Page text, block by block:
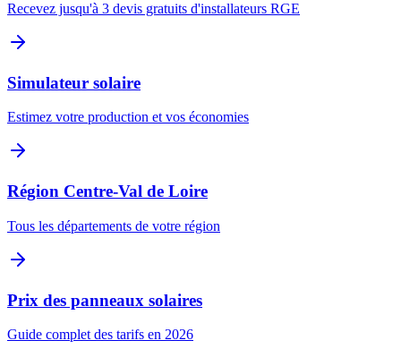
Recevez jusqu'à 3 devis gratuits d'installateurs RGE
Simulateur solaire
Estimez votre production et vos économies
Région Centre-Val de Loire
Tous les départements de votre région
Prix des panneaux solaires
Guide complet des tarifs en 2026